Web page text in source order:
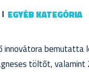
EGYÉB KATEGÓRIA
innovátora
töltőt,